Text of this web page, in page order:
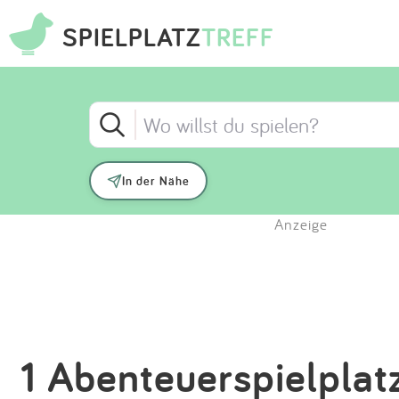
SPIELPLATZTREFF
In der Nähe
Anzeige
1